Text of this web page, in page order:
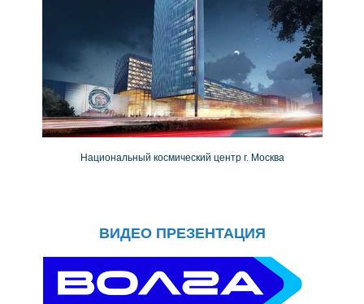
Национальный космический центр г. Москва
ВИДЕО ПРЕЗЕНТАЦИЯ